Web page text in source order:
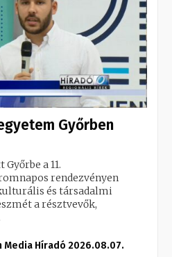
Győrben
a 11.
rendezvényen
és társadalmi
a résztvevők,
Media Híradó 2026.08.07.